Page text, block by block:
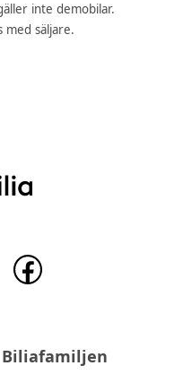
inte demobilar.
med säljare.
Biliafamiljen